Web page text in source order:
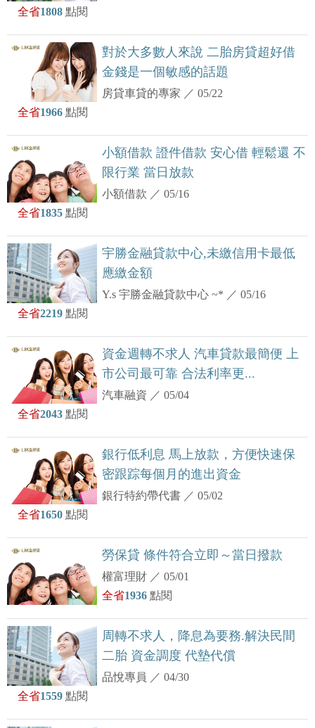
全省1808 點閱
對於大多數人來說 二胎房貸超好借
金錢是一個敏感的話題
房貸車貸的專家 ／05/22
全省1966 點閱
小額借款 證件借款 安心借 輕鬆還 不
限行業 當日放款
小額借款 ／05/16
全省1835 點閱
宇勝金融貸款中心,未繳信用卡最低
應繳金額
Y.s 宇勝金融貸款中心 ~* ／05/16
全省2219 點閱
資金週轉不求人 汽車貸款最簡便 上
市公司最可靠 合法利率更...
汽車融資 ／05/04
全省2043 點閱
銀行低利息 馬上放款，方便快速保
密跟踪每個月的進出資金
銀行特約帶代書 ／05/02
全省1650 點閱
勞保貸 條件符合立即～當日撥款
權富理財 ／05/01
全省1936點閱
周轉不求人，降息為要務.解決民間
二胎 資金調度 代墊代償
品悅專員 ／04/30
全省1559 點閱